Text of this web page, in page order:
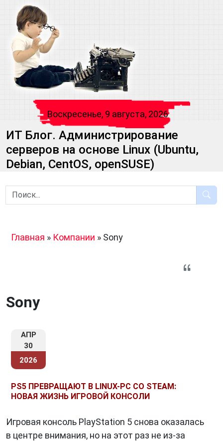
Воскресенье, 9 августа, 2026
ИТ Блог. Администрирование
серверов на основе Linux (Ubuntu,
Debian, CentOS, openSUSE)
Главная » Компании » Sony
Sony
АПР
30
2026
PS5 ПРЕВРАЩАЮТ В LINUX-PC СО STEAM:
НОВАЯ ЖИЗНЬ ИГРОВОЙ КОНСОЛИ
Игровая консоль PlayStation 5 снова оказалась
в центре внимания, но на этот раз не из-за